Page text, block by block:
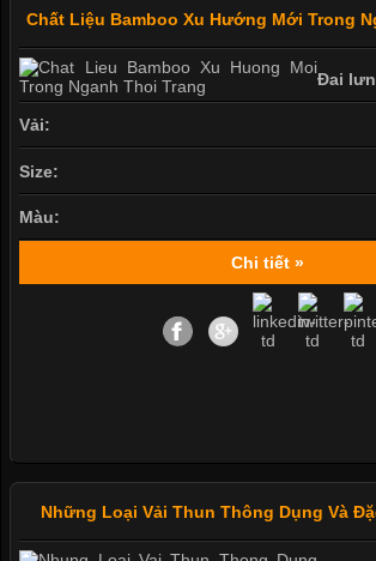
Chất Liệu Bamboo Xu Hướng Mới Trong
Đai
Vải:
Size:
Màu:
Chi tiết »
Những Loại Vải Thun Thông Dụng Và